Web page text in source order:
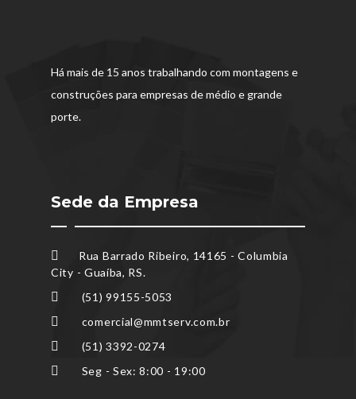
Há mais de 15 anos trabalhando com montagens e
construções para empresas de médio e grande
porte.
Sede da Empresa
Rua Barrado Ribeiro, 14165 - Columbia
City - Guaíba, RS.
(51) 99155-5053
comercial@mmtserv.com.br
(51) 3392-0274
Seg - Sex: 8:00 - 19:00